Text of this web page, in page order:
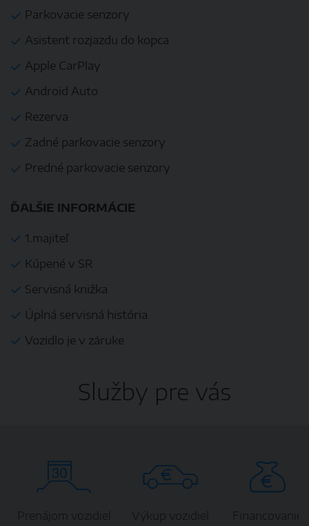
Parkovacie senzory
Asistent rozjazdu do kopca
Apple CarPlay
Android Auto
Rezerva
Zadné parkovacie senzory
Predné parkovacie senzory
ĎALŠIE INFORMÁCIE
1.majiteľ
Kúpené v SR
Servisná knižka
Úplná servisná história
Vozidlo je v záruke
Služby pre vás
Prenájom vozidiel Výkup vozidiel Financovanie